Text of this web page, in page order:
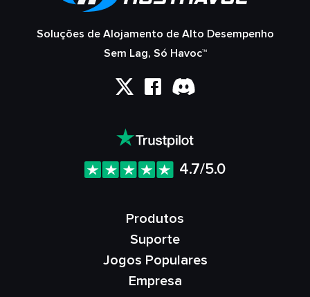
Soluções de Alojamento de Alto Desempenho
Sem Lag, Só Havoc™
4.7/5.0
Produtos
Suporte
Jogos Populares
Empresa